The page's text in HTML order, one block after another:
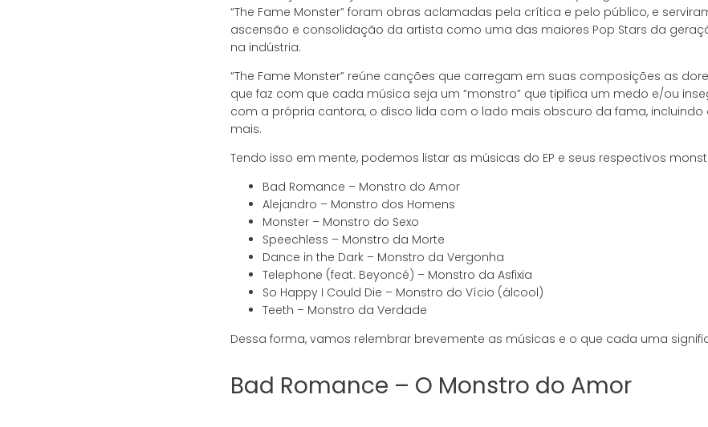
“The Fame Monster” foram obras aclamadas pela crítica e pelo público, e
ascensão e consolidação da artista como uma das maiores Pop Stars da
na indústria.
“The Fame Monster” reúne canções que carregam em suas composições as
que faz com que cada música seja um “monstro” que tipifica um medo e/ou
com a própria cantora, o disco lida com o lado mais obscuro da fama, incluindo
mais.
Tendo isso em mente, podemos listar as músicas do EP e seus respectivos
Bad Romance – Monstro do Amor
Alejandro – Monstro dos Homens
Monster – Monstro do Sexo
Speechless – Monstro da Morte
Dance in the Dark – Monstro da Vergonha
Telephone (feat. Beyoncé) – Monstro da Asfixia
So Happy I Could Die – Monstro do Vício (álcool)
Teeth – Monstro da Verdade
Dessa forma, vamos relembrar brevemente as músicas e o que cada uma
Bad Romance – O Monstro do Amor